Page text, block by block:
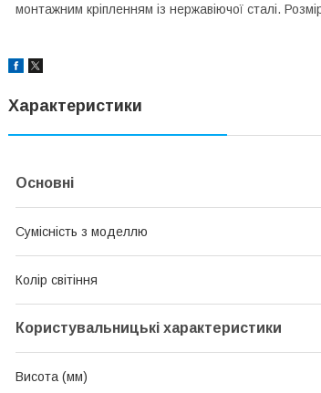
монтажним кріпленням із нержавіючої сталі.
Характеристики
Основні
Сумісність з моделлю
Колір світіння
Користувальницькі характеристики
Висота (мм)